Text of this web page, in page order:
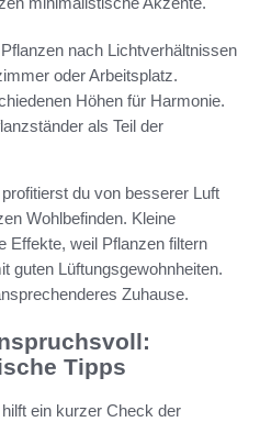
nach Lichtverhältnissen
oder Arbeitsplatz.
Höhen für Harmonie.
als Teil der
du von besserer Luft
Wohlbefinden. Kleine
Effekte, weil Pflanzen filtern
guten Lüftungsgewohnheiten.
Zuhause.
Tipps
ein kurzer Check der